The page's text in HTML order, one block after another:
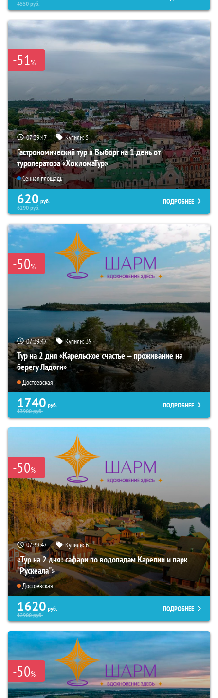
4550руб.
-51%
07:39:45 Купили:5
Гастрономический тур в Выборг на 1 день от
туроператора «ХохломаТур»
Сенная площадь
620 руб.
6290руб.
ПОДРОБНЕЕ
-50%
07:39:45 Купили:39
Тур на 2 дня «Карельское счастье — проживание на
берегу Ладоги»
Достоевская
1740 руб.
13900руб.
ПОДРОБНЕЕ
-50%
07:39:45 Купили:6
«Тур на 2 дня: сафари по водопадам Карелии и парк
“Рускеала"»
Достоевская
1620 руб.
12900руб.
ПОДРОБНЕЕ
-50%